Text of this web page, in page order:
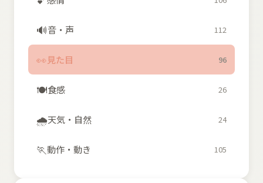
🔊音・声 112
👀見た目 96
🍽️食感 26
🌧️天気・自然 24
🏃動作・動き 105